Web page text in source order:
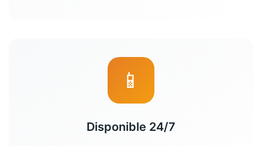
📱
Disponible 24/7